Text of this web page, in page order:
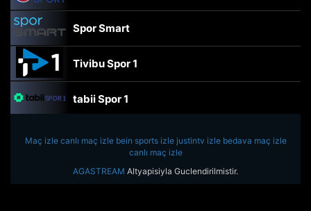
Spor Smart
Tivibu Spor 1
tabii Spor 1
TRT Spor
beIN Sports Haber
Maç izle canlı maç izle bein sports izle justintv izle bedava maç izle
canlı maç izle
AGASTREAM Altyapisiyla Guclendirilmistir.